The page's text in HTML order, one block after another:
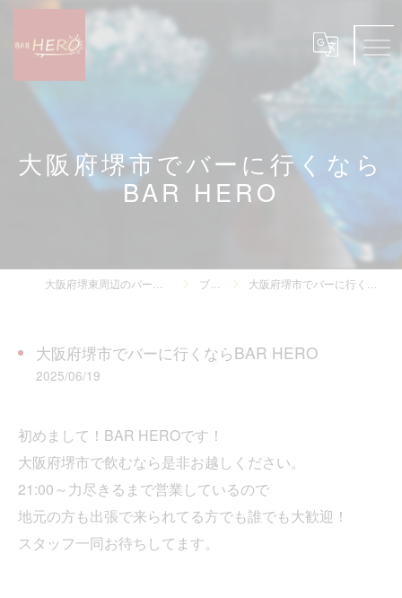
大阪府堺市でバーに行くなら
BAR HERO
ブログ 大阪府堺市でバーに行くならBAR HERO
大阪府堺市でバーに行くならBAR HERO
2025/06/19
初めまして！BAR HEROです！
大阪府堺市で飲むなら是非お越しください。
21:00～力尽きるまで営業しているので
地元の方も出張で来られてる方でも誰でも大歓迎！
スタッフ一同お待ちしてます。